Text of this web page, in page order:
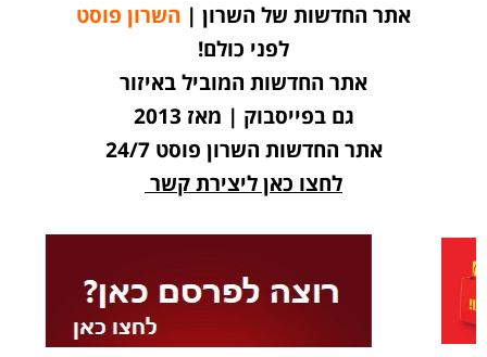
אתר החדשות של השרון | השרון פוסט
לפני כולם!
אתר החדשות המוביל באיזור
גם בפייסבוק | מאז 2013
אתר החדשות השרון פוסט 24/7
לחצו כאן ליצירת קשר